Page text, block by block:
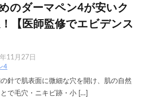
のダーマペン4が安いク
【医師監修でエビデンス
11月27日
4
針で肌表面に微細な穴を開け、肌の自然
で毛穴・ニキビ跡・小 […]